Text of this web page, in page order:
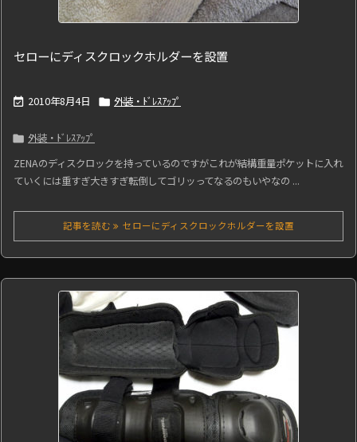
セローにディスクロックホルダーを設置
 2010年8月4日  外装・ﾄﾞﾚｽｱｯﾌﾟ
 外装・ﾄﾞﾚｽｱｯﾌﾟ
ZENAのディスクロックを持っているのですがこれが結構重量ポケットに入れ
ていくには重すぎ大きすぎ転倒してゴリッってなるのもいやなの ...
記事を読む セローにディスクロックホルダーを設置